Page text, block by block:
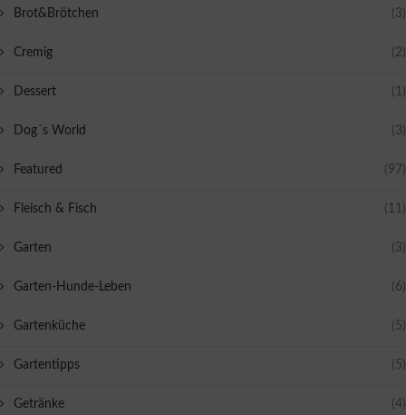
Brot&Brötchen (3)
Cremig (2)
Dessert (1)
Dog´s World (3)
Featured (97)
Fleisch & Fisch (11)
Garten (3)
Garten-Hunde-Leben (6)
Gartenküche (5)
Gartentipps (5)
Getränke (4)